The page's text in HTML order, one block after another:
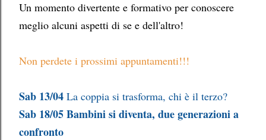
Un momento divertente e formativo per conoscere
meglio alcuni aspetti di se e dell'altro!
Non perdete i prossimi appuntamenti!!!
Sab 13/04 La coppia si trasforma, chi è il terzo?
Sab 18/05Bambini si diventa, due generazioni a
confronto